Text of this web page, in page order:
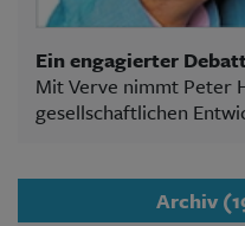
Ein engagierter
Mit Verve nimmt Peter
gesellschaftlichen
Archiv